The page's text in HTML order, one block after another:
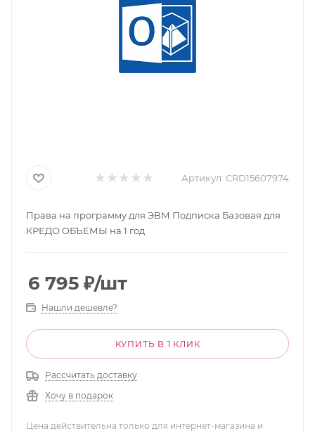
Артикул: CRD15607974
Права на программу для ЭВМ Подписка Базовая для
КРЕДО ОБЪЕМЫ на 1 год
6 795 ₽/шт
Нашли дешевле?
КУПИТЬ В 1 КЛИК
Рассчитать доставку
Хочу в подарок
Цена действительна только для интернет-магазина и